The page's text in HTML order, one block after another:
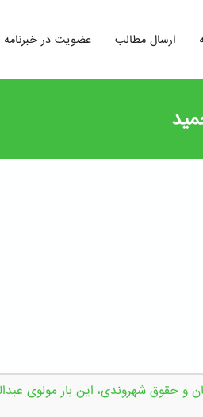
عضویت در خبرنامه ارسال مطالب
و حقوق شهروندی، این بار مولوی